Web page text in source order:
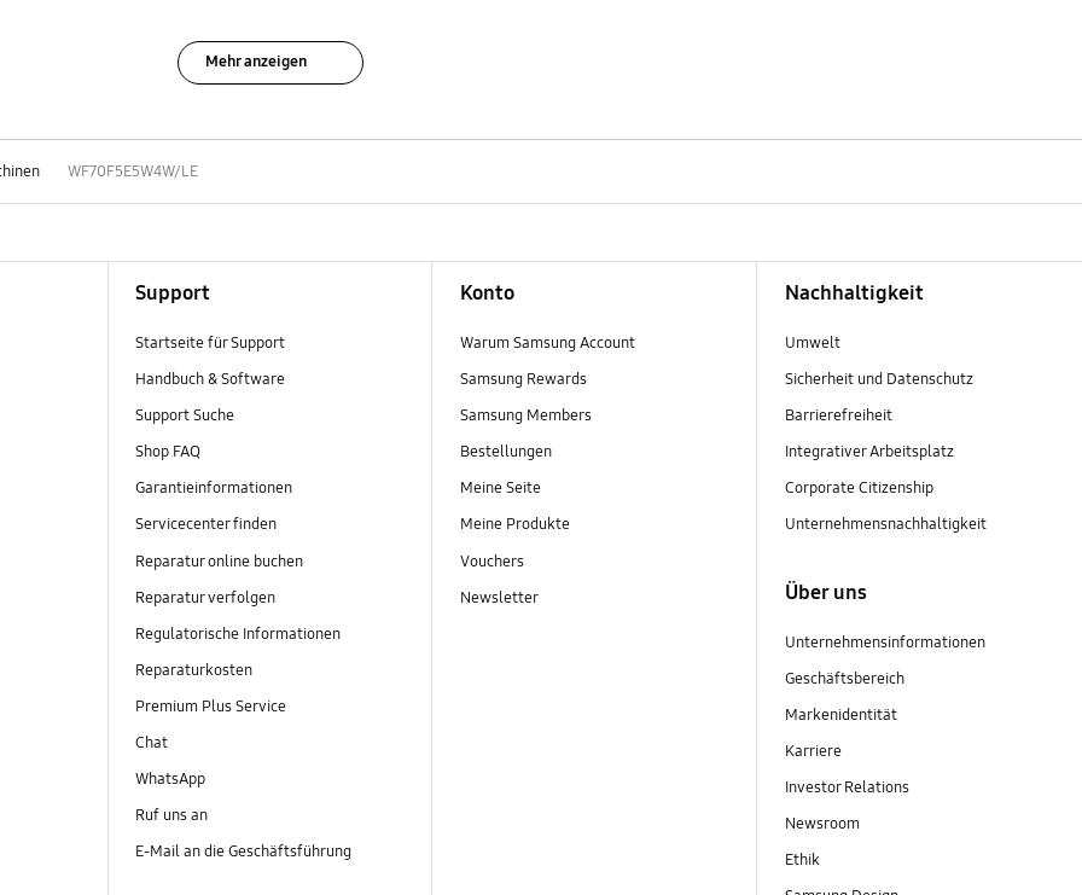
Mehr anzeigen
WF70F5E5W4W/LE
Support
Startseite für Support
Handbuch & Software
Support Suche
Shop FAQ
Garantieinformationen
Servicecenter finden
Reparatur online buchen
Reparatur verfolgen
Regulatorische Informationen
Reparaturkosten
Premium Plus Service
Chat
WhatsApp
Ruf uns an
E-Mail an die Geschäftsführung
Konto
Warum Samsung Account
Samsung Rewards
Samsung Members
Bestellungen
Meine Seite
Meine Produkte
Vouchers
Newsletter
Nachhaltigkeit
Umwelt
Sicherheit und Datenschutz
Barrierefreiheit
Integrativer Arbeitsplatz
Corporate Citizenship
Unternehmensnachhaltigkeit
Über uns
Unternehmensinformationen
Geschäftsbereich
Markenidentität
Karriere
Investor Relations
Newsroom
Ethik